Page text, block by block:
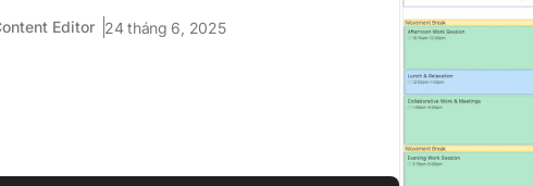
Editor 24 tháng 6, 2025